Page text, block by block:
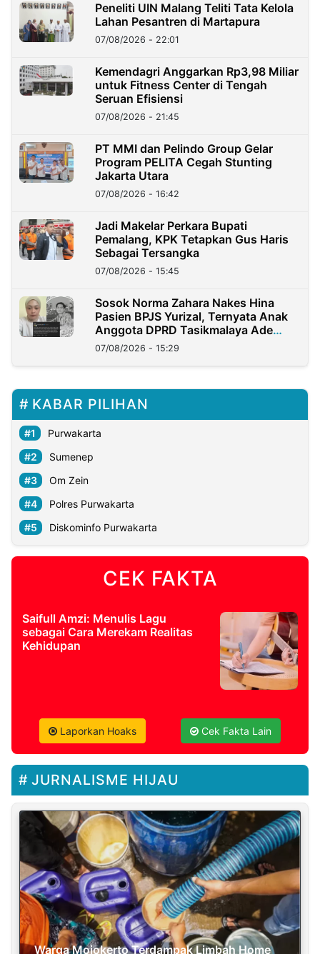
Peneliti UIN Malang Teliti Tata Kelola
Lahan Pesantren di Martapura
07/08/2026 - 22:01
Kemendagri Anggarkan Rp3,98 Miliar
untuk Fitness Center di Tengah
Seruan Efisiensi
07/08/2026 - 21:45
PT MMI dan Pelindo Group Gelar
Program PELITA Cegah Stunting
Jakarta Utara
07/08/2026 - 16:42
Jadi Makelar Perkara Bupati
Pemalang, KPK Tetapkan Gus Haris
Sebagai Tersangka
07/08/2026 - 15:45
Sosok Norma Zahara Nakes Hina
Pasien BPJS Yurizal, Ternyata Anak
Anggota DPRD Tasikmalaya Ade
Lukman
07/08/2026 - 15:29
KABAR PILIHAN
Purwakarta
Sumenep
Om Zein
Polres Purwakarta
Diskominfo Purwakarta
CEK FAKTA
Saifull Amzi: Menulis Lagu
sebagai Cara Merekam Realitas
Kehidupan
Laporkan Hoaks Cek Fakta Lain
JURNALISME HIJAU
Warga Mojokerto Terdampak Limbah Home